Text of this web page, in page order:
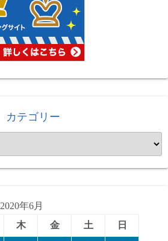
カテゴリー
2020年6月
木 金 土 日